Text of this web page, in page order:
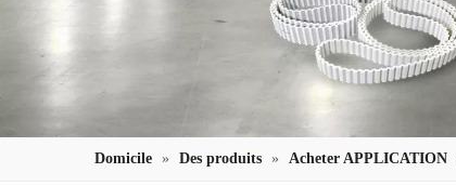
Domicile » Des produits » Acheter APPLICATION